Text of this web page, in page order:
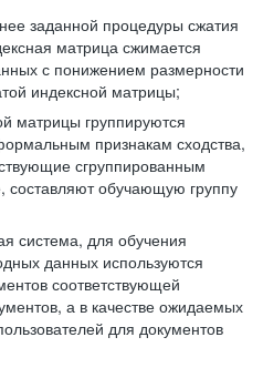
заданной процедуры сжатия
матрица сжимается
с понижением размерности
индексной матрицы;
матрицы группируются
признакам сходства,
сгруппированным
составляют обучающую группу
система, для обучения
данных используются
соответствующей
а в качестве ожидаемых
для документов